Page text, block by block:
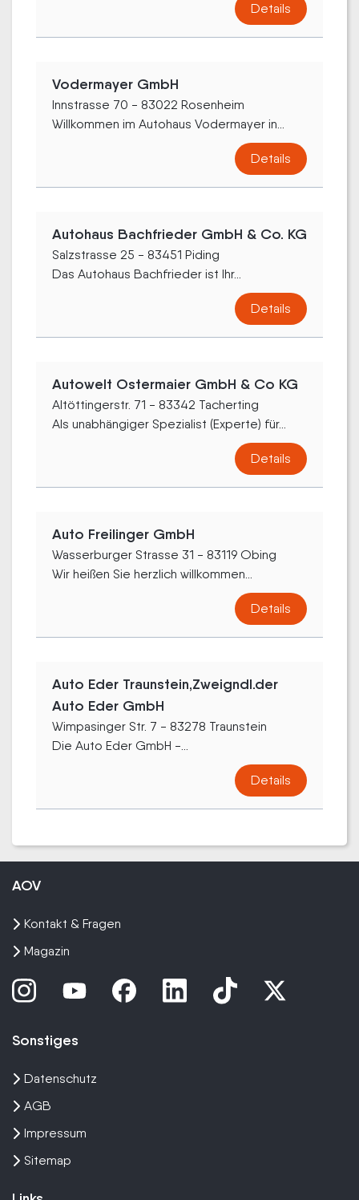
Details
Vodermayer GmbH
Innstrasse 70 - 83022 Rosenheim
Willkommen im Autohaus Vodermayer in...
Details
Autohaus Bachfrieder GmbH & Co. KG
Salzstrasse 25 - 83451 Piding
Das Autohaus Bachfrieder ist Ihr...
Details
Autowelt Ostermaier GmbH & Co KG
Altöttingerstr. 71 - 83342 Tacherting
Als unabhängiger Spezialist (Experte) für...
Details
Auto Freilinger GmbH
Wasserburger Strasse 31 - 83119 Obing
Wir heißen Sie herzlich willkommen...
Details
Auto Eder Traunstein,Zweigndl.der
Auto Eder GmbH
Wimpasinger Str. 7 - 83278 Traunstein
Die Auto Eder GmbH -...
Details
AOV
Kontakt & Fragen
Magazin
Sonstiges
Datenschutz
AGB
Impressum
Sitemap